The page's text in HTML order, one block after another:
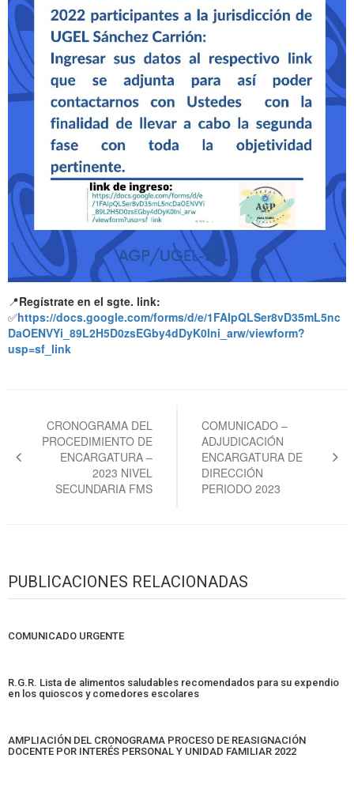
📍Regístrate en el sgte. link:
✅https://docs.google.com/forms/d/e/1FAIpQLSer8vD35mL5nc
DaOENVYi_89L2H5D0zsEGby4dDyK0lni_arw/viewform?
usp=sf_link
entradas
CRONOGRAMA DEL
PROCEDIMIENTO DE
ENCARGATURA –
2023 NIVEL
SECUNDARIA FMS
COMUNICADO –
ADJUDICACIÓN
ENCARGATURA DE
DIRECCIÓN
PERIODO 2023
PUBLICACIONES RELACIONADAS
COMUNICADO URGENTE
R.G.R. Lista de alimentos saludables recomendados para su expendio
en los quioscos y comedores escolares
AMPLIACIÓN DEL CRONOGRAMA PROCESO DE REASIGNACIÓN
DOCENTE POR INTERÉS PERSONAL Y UNIDAD FAMILIAR 2022